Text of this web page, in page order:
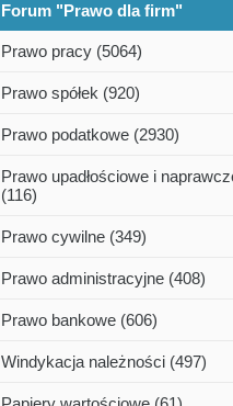
Forum "Prawo dla firm"
Prawo pracy (5064)
Prawo spółek (920)
Prawo podatkowe (2930)
Prawo upadłościowe i
(116)
Prawo cywilne (349)
Prawo administracyjne (408)
Prawo bankowe (606)
Windykacja należności (497)